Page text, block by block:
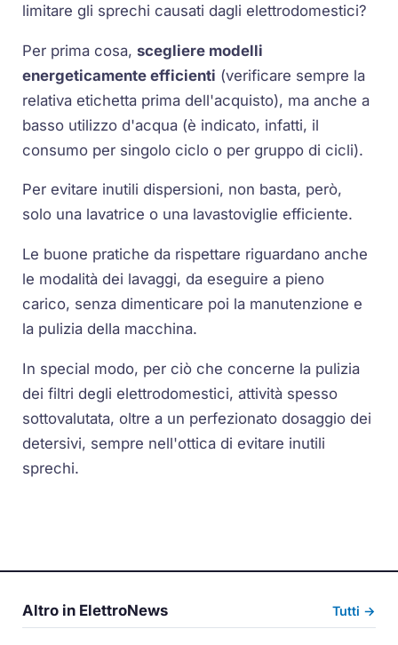
limitare gli sprechi causati dagli elettrodomestici?
Per prima cosa,scegliere modelli
energeticamente efficienti (verificare sempre la
relativa etichetta prima dell'acquisto), ma anche a
basso utilizzo d'acqua (è indicato, infatti, il
consumo per singolo ciclo o per gruppo di cicli).
Per evitare inutili dispersioni, non basta, però,
solo una lavatrice o una lavastoviglie efficiente.
Le buone pratiche da rispettare riguardano anche
le modalità dei lavaggi, da eseguire a pieno
carico, senza dimenticare poi la manutenzione e
la pulizia della macchina.
In special modo, per ciò che concerne la pulizia
dei filtri degli elettrodomestici, attività spesso
sottovalutata, oltre a un perfezionato dosaggio dei
detersivi, sempre nell'ottica di evitare inutili
sprechi.
Altro in ElettroNews Tutti →